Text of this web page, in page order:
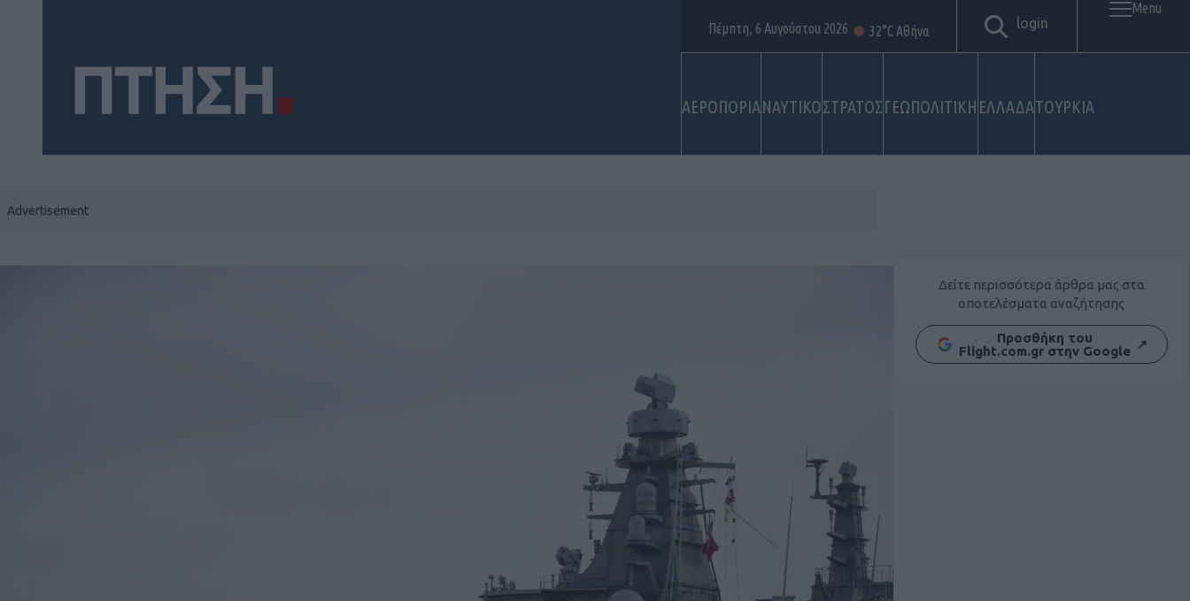
ΑΕΡΟΠΟΡΙΑΝΑΥΤΙΚΟΣΤΡΑΤΟΣΓΕΩΠΟΛΙΤΙΚΗ ΕΛΛΑΔΑΤΟΥΡΚΙΑ
Πέμπτη, 6 Αυγούστου 2026 32°C Αθήνα login
Menu
Δείτε περισσότερα άρθρα μας στα
αποτελέσματα αναζήτησης
Προσθήκη του
Flight.com.gr στην Google ↗